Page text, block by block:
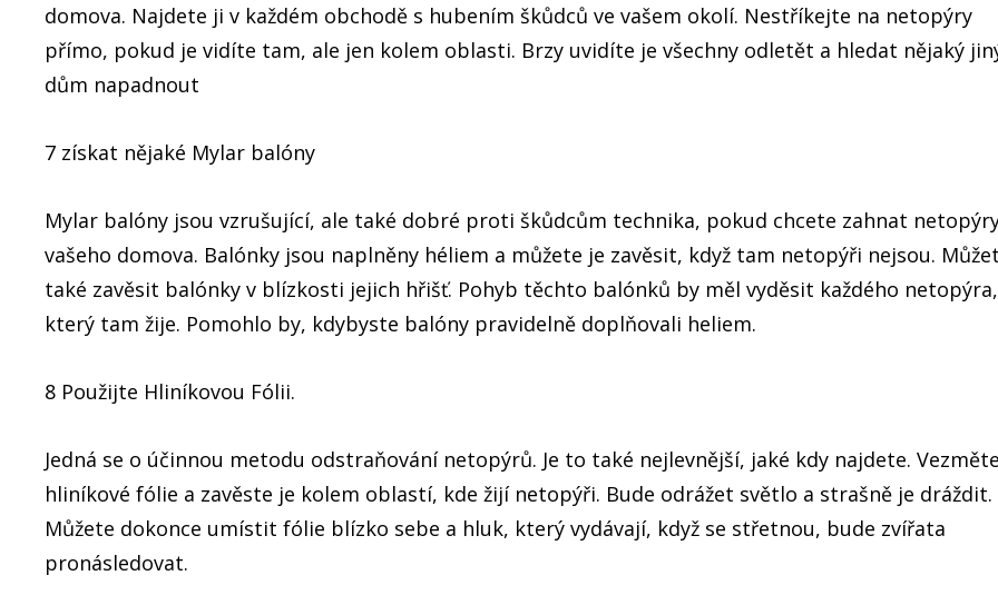
domova. Najdete ji v každém obchodě s hubením škůdců ve vašem okolí. Nestříkejte na netopýry
přímo, pokud je vidíte tam, ale jen kolem oblasti. Brzy uvidíte je všechny odletět a hledat nějaký
dům napadnout
7 získat nějaké Mylar balóny
Mylar balóny jsou vzrušující, ale také dobré proti škůdcům technika, pokud chcete zahnat
vašeho domova. Balónky jsou naplněny héliem a můžete je zavěsit, když tam netopýři nejsou.
také zavěsit balónky v blízkosti jejich hřišť. Pohyb těchto balónků by měl vyděsit každého netopýra,
který tam žije. Pomohlo by, kdybyste balóny pravidelně doplňovali heliem.
8 Použijte Hliníkovou Fólii.
Jedná se o účinnou metodu odstraňování netopýrů. Je to také nejlevnější, jaké kdy najdete.
hliníkové fólie a zavěste je kolem oblastí, kde žijí netopýři. Bude odrážet světlo a strašně je dráždit.
Můžete dokonce umístit fólie blízko sebe a hluk, který vydávají, když se střetnou, bude zvířata
pronásledovat.